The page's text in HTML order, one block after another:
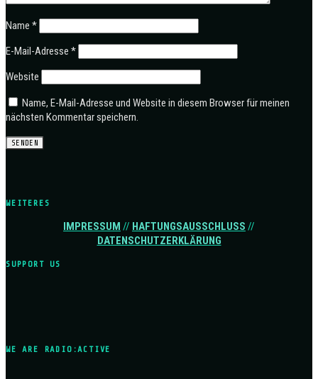
Name *
E-Mail-Adresse *
Website
Name, E-Mail-Adresse und Website in diesem Browser für meinen
nächsten Kommentar speichern.
WEITERES
IMPRESSUM // HAFTUNGSAUSSCHLUSS //
DATENSCHUTZERKLÄRUNG
SUPPORT US
WE ARE RADIO:ACTIVE